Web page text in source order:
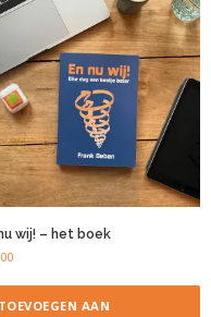
wij! – het boek
TOEVOEGEN AAN